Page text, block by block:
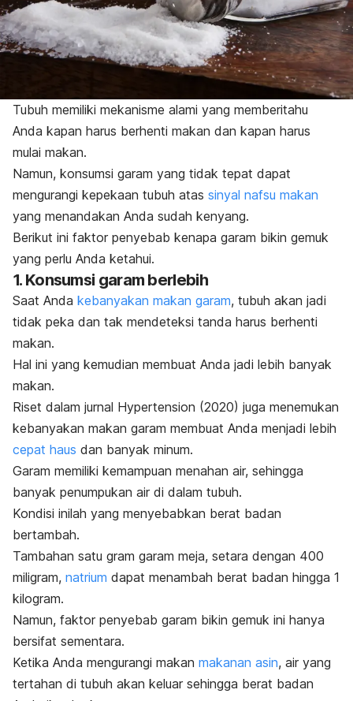
Tubuh memiliki mekanisme alami yang memberitahu
Anda kapan harus berhenti makan dan kapan harus
mulai makan.
Namun, konsumsi garam yang tidak tepat dapat
mengurangi kepekaan tubuh atas sinyal nafsu makan
yang menandakan Anda sudah kenyang.
Berikut ini faktor penyebab kenapa garam bikin gemuk
yang perlu Anda ketahui.
1. Konsumsi garam berlebih
Saat Anda kebanyakan makan garam, tubuh akan jadi
tidak peka dan tak mendeteksi tanda harus berhenti
makan.
Hal ini yang kemudian membuat Anda jadi lebih banyak
makan.
Riset dalam jurnal Hypertension (2020) juga menemukan
kebanyakan makan garam membuat Anda menjadi lebih
cepat haus dan banyak minum.
Garam memiliki kemampuan menahan air, sehingga
banyak penumpukan air di dalam tubuh.
Kondisi inilah yang menyebabkan berat badan
bertambah.
Tambahan satu gram garam meja, setara dengan 400
miligram, natrium dapat menambah berat badan hingga 1
kilogram.
Namun, faktor penyebab garam bikin gemuk ini hanya
bersifat sementara.
Ketika Anda mengurangi makan makanan asin, air yang
tertahan di tubuh akan keluar sehingga berat badan